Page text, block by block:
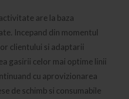
are la baza
Incepand din momentul
clientului si adaptarii
gasirii celor mai optime linii
cu aprovizionarea
de schimb si consumabile